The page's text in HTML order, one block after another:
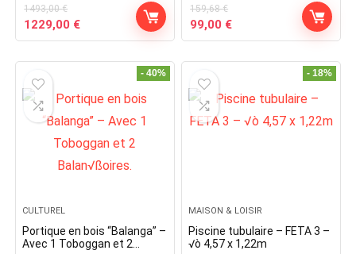
1493,00€
Original
price
1229,00 €Current
price
159,68€
Original
price
99,00 €Current
price
- 40%
CULTUREL
Portique en bois “Balanga” –
Avec 1 Toboggan et 2
- 18%
MAISON & LOISIR
Piscine tubulaire – FETA 3 –
√ò 4,57 x 1,22m